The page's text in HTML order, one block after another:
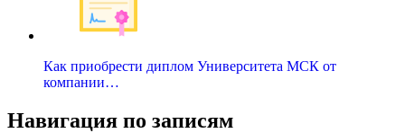
Как приобрести диплом Университета МСК от
компании…
Навигация по записям